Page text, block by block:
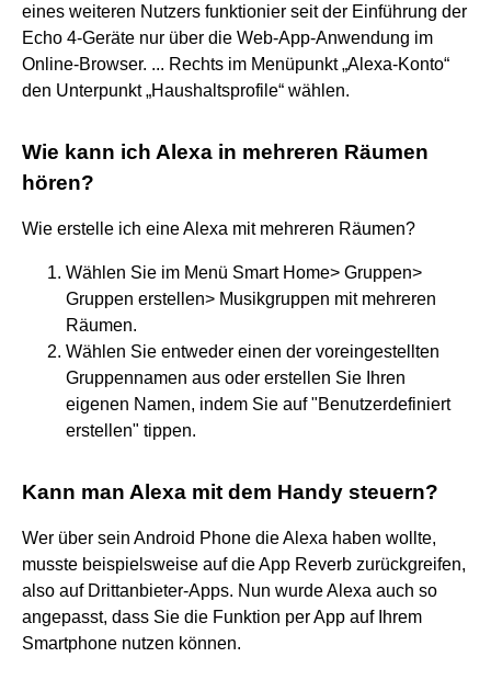
eines weiteren Nutzers funktionier seit der Einführung der
Echo 4-Geräte nur über die Web-App-Anwendung im
Online-Browser. ... Rechts im Menüpunkt „Alexa-Konto“
den Unterpunkt „Haushaltsprofile“ wählen.
Wie kann ich Alexa in mehreren Räumen
hören?
Wie erstelle ich eine Alexa mit mehreren Räumen?
Wählen Sie im Menü Smart Home> Gruppen>
Gruppen erstellen> Musikgruppen mit mehreren
Räumen.
Wählen Sie entweder einen der voreingestellten
Gruppennamen aus oder erstellen Sie Ihren
eigenen Namen, indem Sie auf "Benutzerdefiniert
erstellen" tippen.
Kann man Alexa mit dem Handy steuern?
Wer über sein Android Phone die Alexa haben wollte,
musste beispielsweise auf die App Reverb zurückgreifen,
also auf Drittanbieter-Apps. Nun wurde Alexa auch so
angepasst, dass Sie die Funktion per App auf Ihrem
Smartphone nutzen können.